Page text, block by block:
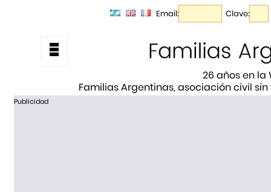
Email: Clave:
26 años en la
Familias Argentinas, asociación civil
Publicidad